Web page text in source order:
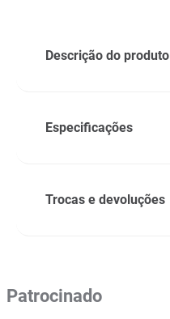
Descrição do produto
Especificações
Trocas e devoluções
Patrocinado